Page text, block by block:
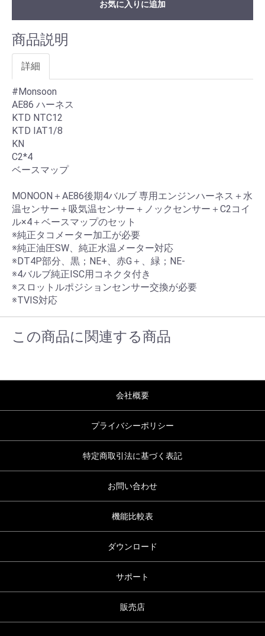
お気に入りに追加
商品説明
詳細
#Monsoon
AE86 ハーネス
KTD NTC12
KTD IAT1/8
KN
C2*4
ベースマップ
MONOON＋AE86後期4バルブ 専用エンジンハーネス＋水
温センサー＋吸気温センサー＋ノックセンサー＋C2コイ
ル×4＋ベースマップのセット
※純正タコメーター加工が必要
※純正油圧SW、純正水温メーター対応
※DT4P部分、黒；NE+、赤G＋、緑；NE-
※4バルブ純正ISC用コネクタ付き
※スロットルポジションセンサー交換が必要
※TVIS対応
この商品に関連する商品
会社概要
プライバシーポリシー
特定商取引法に基づく表記
お問い合わせ
機能比較表
ダウンロード
サポート
販売店